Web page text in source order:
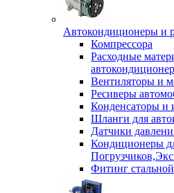
Автокондиционеры и
Компрессора
Расходные
Вентиляторы и
Ресиверы
Конденсаторы и
Шланги для
Датчики
Кондиционеры
Фитинг стальной